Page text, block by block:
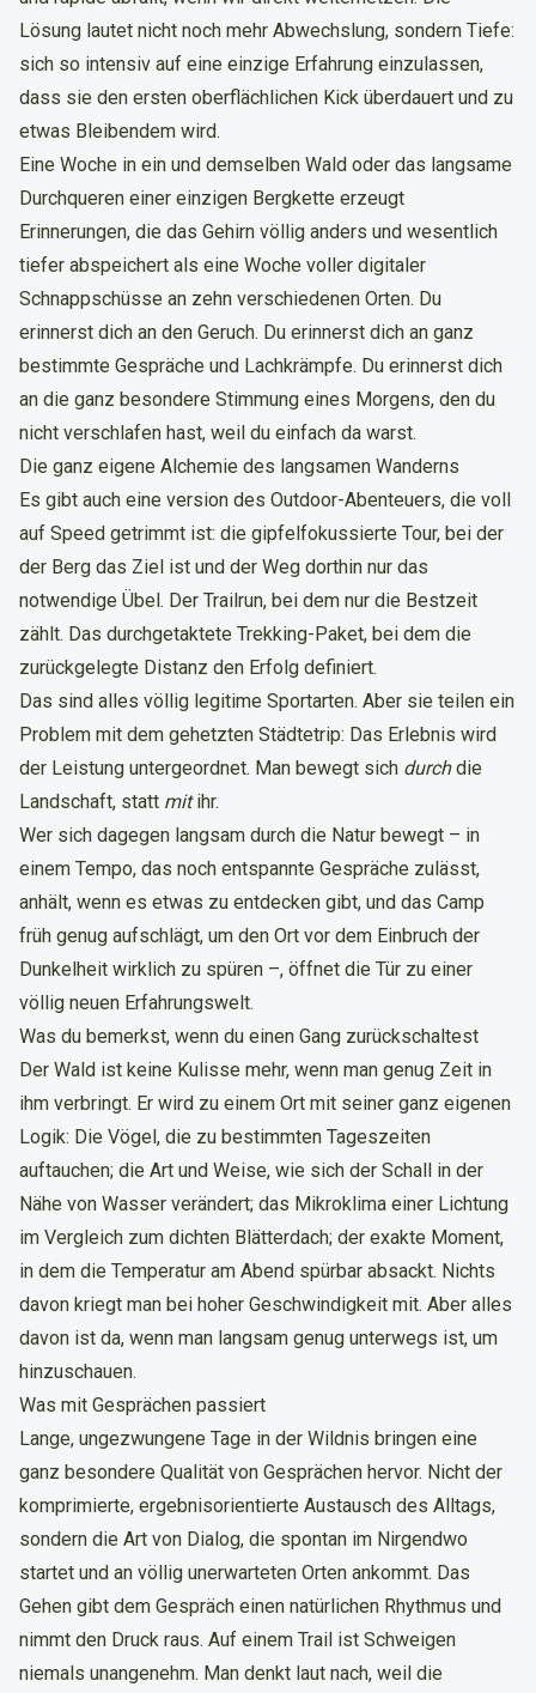
Lösung lautet nicht noch mehr Abwechslung, sondern Tiefe:
sich so intensiv auf eine einzige Erfahrung einzulassen,
dass sie den ersten oberflächlichen Kick überdauert und zu
etwas Bleibendem wird.
Eine Woche in ein und demselben Wald oder das langsame
Durchqueren einer einzigen Bergkette erzeugt
Erinnerungen, die das Gehirn völlig anders und wesentlich
tiefer abspeichert als eine Woche voller digitaler
Schnappschüsse an zehn verschiedenen Orten. Du
erinnerst dich an den Geruch. Du erinnerst dich an ganz
bestimmte Gespräche und Lachkrämpfe. Du erinnerst dich
an die ganz besondere Stimmung eines Morgens, den du
nicht verschlafen hast, weil du einfach da warst.
Die ganz eigene Alchemie des langsamen Wanderns
Es gibt auch eine version des Outdoor-Abenteuers, die voll
auf Speed getrimmt ist: die gipfelfokussierte Tour, bei der
der Berg das Ziel ist und der Weg dorthin nur das
notwendige Übel. Der Trailrun, bei dem nur die Bestzeit
zählt. Das durchgetaktete Trekking-Paket, bei dem die
zurückgelegte Distanz den Erfolg definiert.
Das sind alles völlig legitime Sportarten. Aber sie teilen ein
Problem mit dem gehetzten Städtetrip: Das Erlebnis wird
der Leistung untergeordnet. Man bewegt sich durchdie
Landschaft, statt mitihr.
Wer sich dagegen langsam durch die Natur bewegt – in
einem Tempo, das noch entspannte Gespräche zulässt,
anhält, wenn es etwas zu entdecken gibt, und das Camp
früh genug aufschlägt, um den Ort vor dem Einbruch der
Dunkelheit wirklich zu spüren –, öffnet die Tür zu einer
völlig neuen Erfahrungswelt.
Was du bemerkst, wenn du einen Gang zurückschaltest
Der Wald ist keine Kulisse mehr, wenn man genug Zeit in
ihm verbringt. Er wird zu einem Ort mit seiner ganz eigenen
Logik: Die Vögel, die zu bestimmten Tageszeiten
auftauchen; die Art und Weise, wie sich der Schall in der
Nähe von Wasser verändert; das Mikroklima einer Lichtung
im Vergleich zum dichten Blätterdach; der exakte Moment,
in dem die Temperatur am Abend spürbar absackt. Nichts
davon kriegt man bei hoher Geschwindigkeit mit. Aber alles
davon ist da, wenn man langsam genug unterwegs ist, um
hinzuschauen.
Was mit Gesprächen passiert
Lange, ungezwungene Tage in der Wildnis bringen eine
ganz besondere Qualität von Gesprächen hervor. Nicht der
komprimierte, ergebnisorientierte Austausch des Alltags,
sondern die Art von Dialog, die spontan im Nirgendwo
startet und an völlig unerwarteten Orten ankommt. Das
Gehen gibt dem Gespräch einen natürlichen Rhythmus und
nimmt den Druck raus. Auf einem Trail ist Schweigen
niemals unangenehm. Man denkt laut nach, weil die